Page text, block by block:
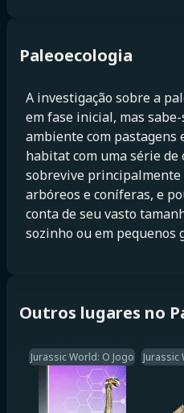
Paleoecologia
A investigação sobre a
em fase inicial, mas
ambiente com
habitat com uma série
sobrevive principalmente
arbóreos e coníferas, e
conta de seu vasto
sozinho ou em pequenos
Outros lugares no
Jurassic World: O Jogo Jurassic